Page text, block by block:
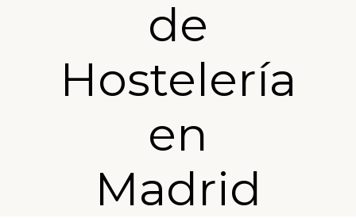
de
Hostelería
en
Madrid